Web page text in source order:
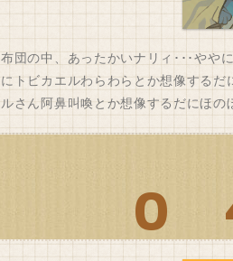
布団の中、あったかいナリィ･･･やや
にトビカエルわらわらとか想像する
ルさん阿鼻叫喚とか想像するだにほの